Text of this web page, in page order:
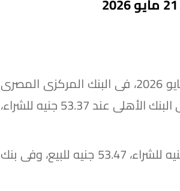
استقر سعر الدولار أمام الجنيه المصري، اليوم الخميس 21 مايو 2026، فى البنك المركزى المصرى
عند 53.36 جنيه للشراء، 53.50 جنيه للبيع، وثبت سعر الدولار فى البنك الأهلى عند 53.37 جنيه للشراء،
كما استقر سعر الدولار فى البنك التجارى الدولى عند 53.37 جنيه للشراء، 53.47 جنيه للبيع، وفى بنك